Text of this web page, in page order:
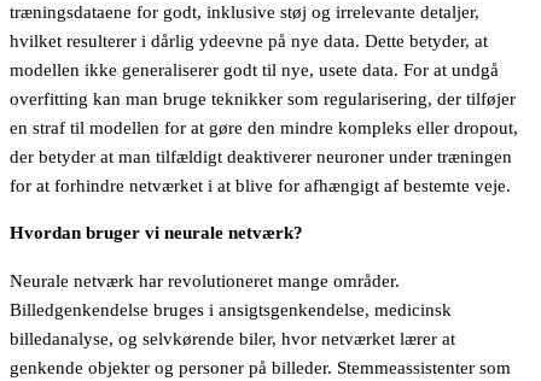
træningsdataene for godt, inklusive støj og irrelevante detaljer,
hvilket resulterer i dårlig ydeevne på nye data. Dette betyder, at
modellen ikke generaliserer godt til nye, usete data. For at undgå
overfitting kan man bruge teknikker som regularisering, der tilføjer
en straf til modellen for at gøre den mindre kompleks eller dropout,
der betyder at man tilfældigt deaktiverer neuroner under træningen
for at forhindre netværket i at blive for afhængigt af bestemte veje.
Hvordan bruger vi neurale netværk?
Neurale netværk har revolutioneret mange områder.
Billedgenkendelse bruges i ansigtsgenkendelse, medicinsk
billedanalyse, og selvkørende biler, hvor netværket lærer at
genkende objekter og personer på billeder. Stemmeassistenter som